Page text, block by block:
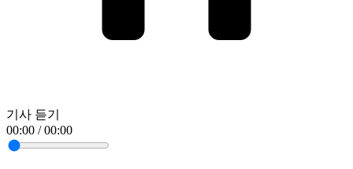
기사 듣기
00:00 / 00:00